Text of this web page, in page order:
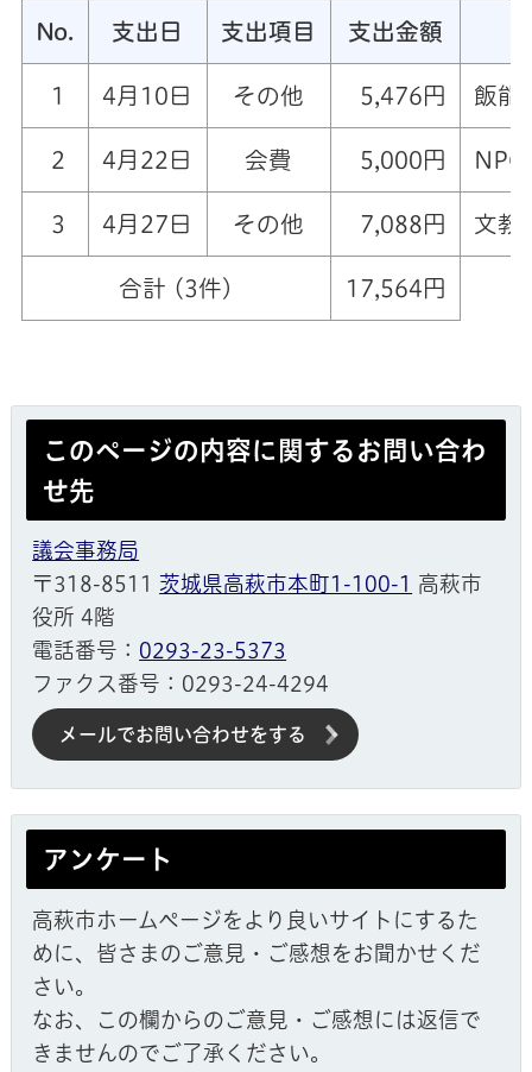
No. 支出日 支出項目 支出金額
1 4月10日 その他 5,476円 飯能
2 4月22日 会費 5,000円
3 4月27日 その他 7,088円 文教
合計 (3件) 17,564円
このページの内容に関するお問い合わ
せ先
議会事務局
〒318-8511 茨城県高萩市本町1-100-1 高萩市
役所 4階
電話番号： 0293-23-5373
ファクス番号：0293-24-4294
メールでお問い合わせをする
アンケート
高萩市ホームページをより良いサイトにするた
めに、皆さまのご意見・ご感想をお聞かせくだ
さい。
なお、この欄からのご意見・ご感想には返信で
きませんのでご了承ください。